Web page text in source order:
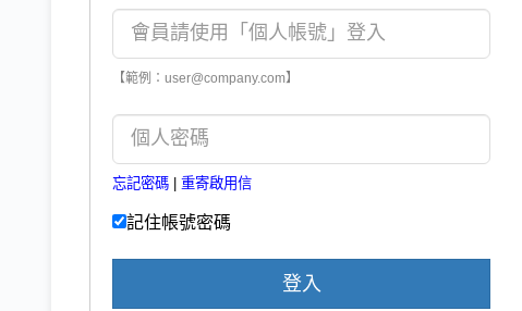
【範例：user@company.com】
忘記密碼 | 重寄啟用信
記住帳號密碼
登入